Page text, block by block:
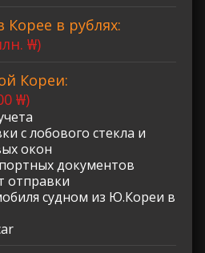
Корее в рублях:
₩)
Кореи:
₩)
с лобового стекла и
окон
документов
отправки
судном из Ю.Кореи в